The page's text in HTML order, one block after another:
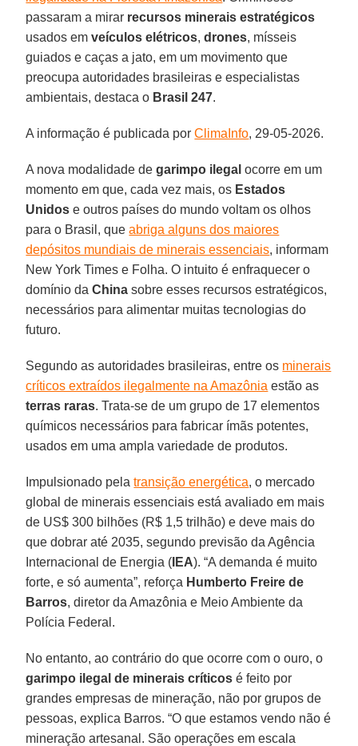
passaram a mirar recursos minerais estratégicos
usados emveículos elétricos,drones, mísseis
guiados e caças a jato, em um movimento que
preocupa autoridades brasileiras e especialistas
ambientais, destaca o Brasil 247.
A informação é publicada porClimaInfo, 29-05-2026.
A nova modalidade de garimpo ilegal ocorre em um
momento em que, cada vez mais, os Estados
Unidos e outros países do mundo voltam os olhos
para o Brasil, queabriga alguns dos maiores
depósitos mundiais de minerais essenciais, informam
New York Times e Folha. O intuito é enfraquecer o
domínio daChina sobre esses recursos estratégicos,
necessários para alimentar muitas tecnologias do
futuro.
Segundo as autoridades brasileiras, entre os minerais
críticos extraídos ilegalmente na Amazônia estão as
terras raras. Trata-se de um grupo de 17 elementos
químicos necessários para fabricar ímãs potentes,
usados em uma ampla variedade de produtos.
Impulsionado pelatransição energética, o mercado
global de minerais essenciais está avaliado em mais
de US$ 300 bilhões (R$ 1,5 trilhão) e deve mais do
que dobrar até 2035, segundo previsão da Agência
Internacional de Energia ( IEA). “A demanda é muito
forte, e só aumenta”, reforça Humberto Freire de
Barros, diretor da Amazônia e Meio Ambiente da
Polícia Federal.
No entanto, ao contrário do que ocorre com o ouro, o
garimpo ilegal de minerais críticos é feito por
grandes empresas de mineração, não por grupos de
pessoas, explica Barros. “O que estamos vendo não é
mineração artesanal. São operações em escala